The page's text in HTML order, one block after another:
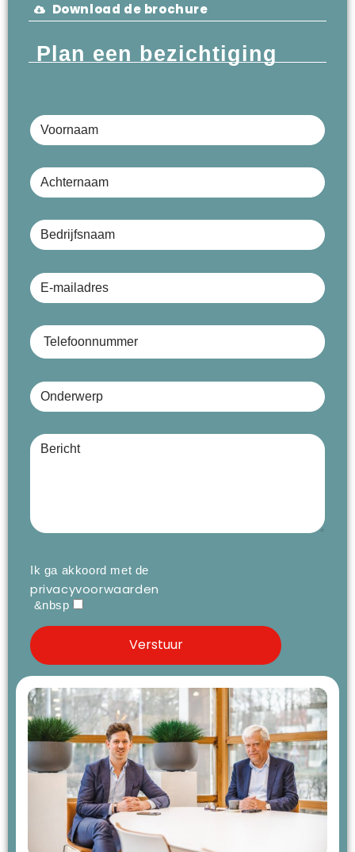
Download de brochure
Plan een bezichtiging
Ik ga akkoord met de
privacyvoorwaarden
&nbsp